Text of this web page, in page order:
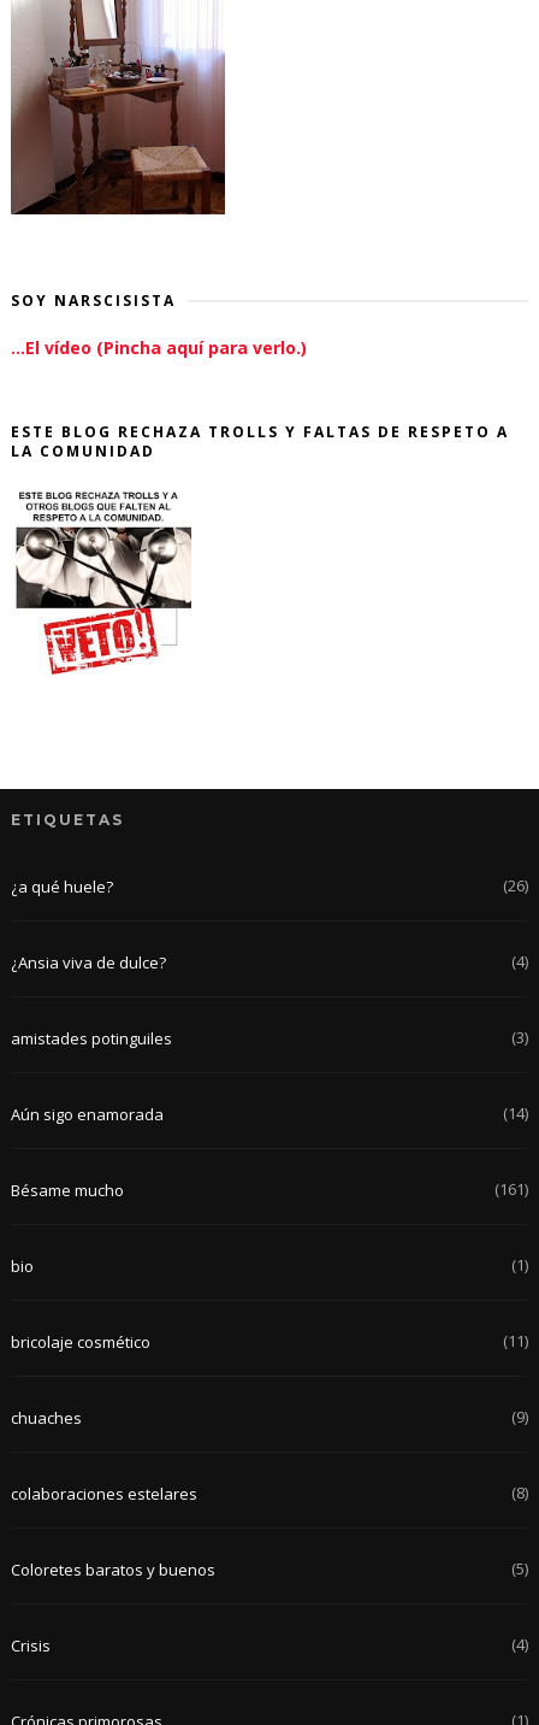
SOY NARSCISISTA
...El vídeo (Pincha aquí para verlo.)
ESTE BLOG RECHAZA TROLLS Y FALTAS DE RESPETO A
LA COMUNIDAD
ETIQUETAS
¿a qué huele? (26)
¿Ansia viva de dulce? (4)
amistades potinguiles (3)
Aún sigo enamorada (14)
Bésame mucho (161)
bio (1)
bricolaje cosmético (11)
chuaches (9)
colaboraciones estelares (8)
Coloretes baratos y buenos (5)
Crisis (4)
(1)